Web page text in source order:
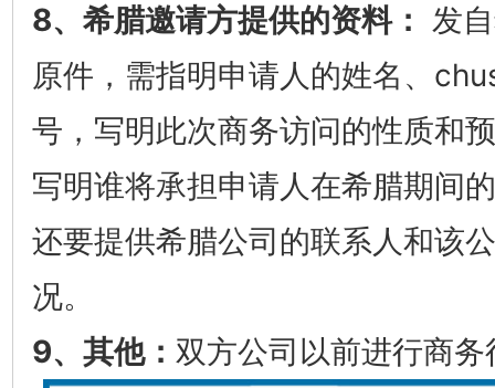
8、希腊邀请方提供的资料： 发
原件，需指明申请人的姓名、
号，写明此次商务访问的性质和
写明谁将承担申请人在希腊期间
还要提供希腊公司的联系人和该
况。
9、其他： 双方公司以前进行商务